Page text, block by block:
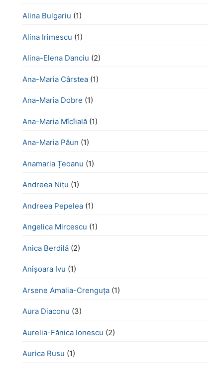
Alina Bulgariu (1)
Alina Irimescu (1)
Alina-Elena Danciu (2)
Ana-Maria Cârstea (1)
Ana-Maria Dobre (1)
Ana-Maria Mîcîială (1)
Ana-Maria Păun (1)
Anamaria Țeoanu (1)
Andreea Nițu (1)
Andreea Pepelea (1)
Angelica Mircescu (1)
Anica Berdilă (2)
Anișoara Ivu (1)
Arsene Amalia-Crenguța (1)
Aura Diaconu (3)
Aurelia-Fănica Ionescu (2)
Aurica Rusu (1)